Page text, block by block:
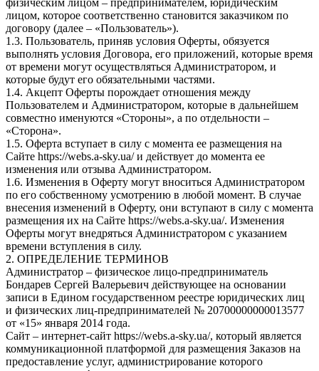
физическим лицом – предпринимателем, юридическим
лицом, которое соответственно становится заказчиком по
договору (далее – «Пользователь»).
1.3. Пользователь, приняв условия Оферты, обязуется
выполнять условия Договора, его приложений, которые время
от времени могут осуществляться Администратором, и
которые будут его обязательными частями.
1.4. Акцепт Оферты порождает отношения между
Пользователем и Администратором, которые в дальнейшем
совместно именуются «Стороны», а по отдельности –
«Сторона».
1.5. Оферта вступает в силу с момента ее размещения на
Сайте https://webs.a-sky.ua/ и действует до момента ее
изменения или отзыва Администратором.
1.6. Изменения в Оферту могут вноситься Администратором
по его собственному усмотрению в любой момент. В случае
внесения изменений в Оферту, они вступают в силу с момента
размещения их на Сайте https://webs.a-sky.ua/. Изменения
Оферты могут внедряться Администратором с указанием
времени вступления в силу.
2. ОПРЕДЕЛЕНИЕ ТЕРМИНОВ
Администратор – физическое лицо-предприниматель
Бондарев Сергей Валерьевич действующее на основании
записи в Едином государственном реестре юридических лиц
и физических лиц-предпринимателей № 20700000000013577
от «15» января 2014 года.
Сайт – интернет-сайт https://webs.a-sky.ua/, который является
коммуникационной платформой для размещения Заказов на
предоставление услуг, администрирование которого